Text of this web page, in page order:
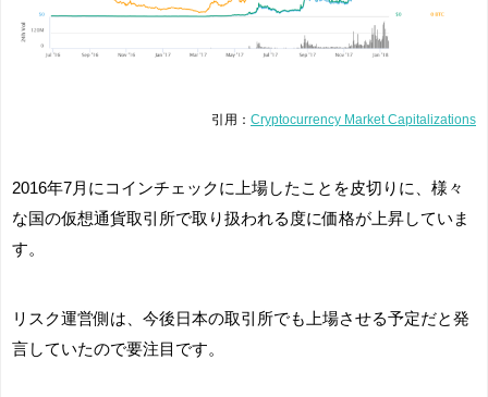
引用： Cryptocurrency Market Capitalizations
2016年7月にコインチェックに上場したことを皮切りに、様々
な国の仮想通貨取引所で取り扱われる度に価格が上昇していま
す。
リスク運営側は、今後日本の取引所でも上場させる予定だと発
言していたので要注目です。